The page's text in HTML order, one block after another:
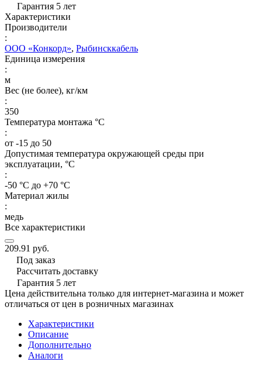
Гарантия 5 лет
Характеристики
Производители
:
ООО «Конкорд», Рыбинсккабель
Единица измерения
:
м
Вес (не более), кг/км
:
350
Температура монтажа °C
:
от -15 до 50
Допустимая температура окружающей среды при
эксплуатации, °C
:
-50 °С до +70 °С
Материал жилы
:
медь
Все характеристики
209.91 руб.
Под заказ
Рассчитать доставку
Гарантия 5 лет
Цена действительна только для интернет-магазина и может
отличаться от цен в розничных магазинах
Характеристики
Описание
Дополнительно
Аналоги